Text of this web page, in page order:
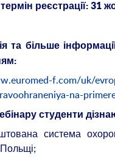
реєстрації: 31
та більше
f.com/uk/
na-
студенти
система